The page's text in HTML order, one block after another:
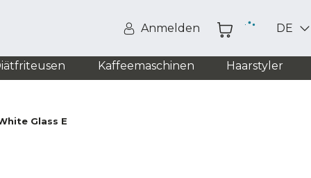
Anmelden DE
Kaffeemaschinen Haarstyler
Glass E